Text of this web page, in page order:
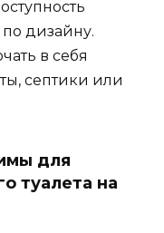
дизайну.
в себя
септики или
для
туалета на